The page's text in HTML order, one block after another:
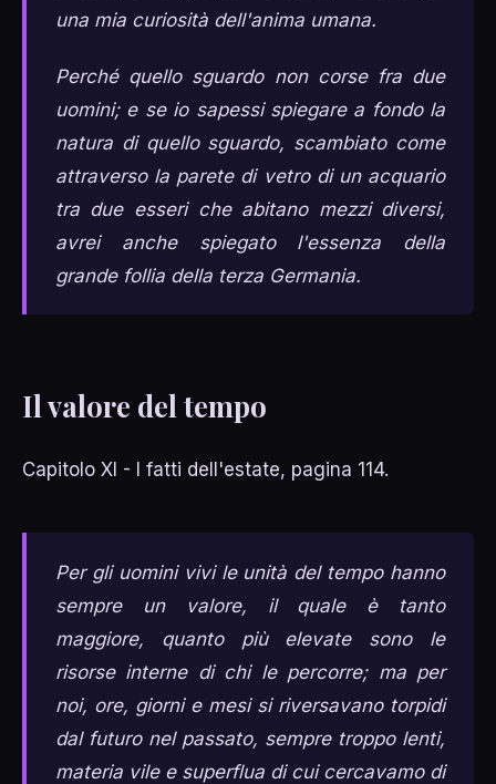
una mia curiosità dell'anima umana.
Perché quello sguardo non corse fra due
uomini; e se io sapessi spiegare a fondo la
natura di quello sguardo, scambiato come
attraverso la parete di vetro di un acquario
tra due esseri che abitano mezzi diversi,
avrei anche spiegato l'essenza della
grande follia della terza Germania.
Il valore del tempo
Capitolo XI - I fatti dell'estate, pagina 114.
Per gli uomini vivi le unità del tempo hanno
sempre un valore, il quale è tanto
maggiore, quanto più elevate sono le
risorse interne di chi le percorre; ma per
noi, ore, giorni e mesi si riversavano torpidi
dal futuro nel passato, sempre troppo lenti,
materia vile e superflua di cui cercavamo di